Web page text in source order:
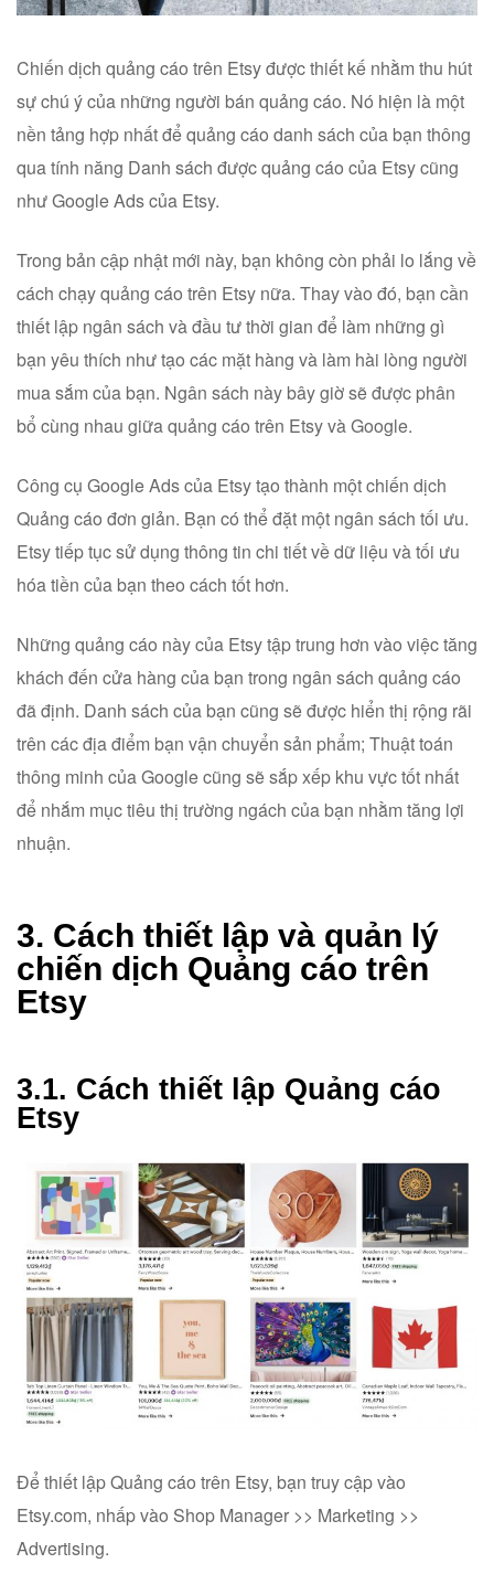
Chiến dịch quảng cáo trên Etsy được thiết kế nhằm thu hút
sự chú ý của những người bán quảng cáo. Nó hiện là một
nền tảng hợp nhất để quảng cáo danh sách của bạn thông
qua tính năng Danh sách được quảng cáo của Etsy cũng
như Google Ads của Etsy.
Trong bản cập nhật mới này, bạn không còn phải lo lắng về
cách chạy quảng cáo trên Etsy nữa. Thay vào đó, bạn cần
thiết lập ngân sách và đầu tư thời gian để làm những gì
bạn yêu thích như tạo các mặt hàng và làm hài lòng người
mua sắm của bạn. Ngân sách này bây giờ sẽ được phân
bổ cùng nhau giữa quảng cáo trên Etsy và Google.
Công cụ Google Ads của Etsy tạo thành một chiến dịch
Quảng cáo đơn giản. Bạn có thể đặt một ngân sách tối ưu.
Etsy tiếp tục sử dụng thông tin chi tiết về dữ liệu và tối ưu
hóa tiền của bạn theo cách tốt hơn.
Những quảng cáo này của Etsy tập trung hơn vào việc tăng
khách đến cửa hàng của bạn trong ngân sách quảng cáo
đã định. Danh sách của bạn cũng sẽ được hiển thị rộng rãi
trên các địa điểm bạn vận chuyển sản phẩm; Thuật toán
thông minh của Google cũng sẽ sắp xếp khu vực tốt nhất
để nhắm mục tiêu thị trường ngách của bạn nhằm tăng lợi
nhuận.
3. Cách thiết lập và quản lý
chiến dịch Quảng cáo trên
Etsy
3.1. Cách thiết lập Quảng cáo
Etsy
Để thiết lập Quảng cáo trên Etsy, bạn truy cập vào
Etsy.com, nhấp vào Shop Manager >> Marketing >>
Advertising.